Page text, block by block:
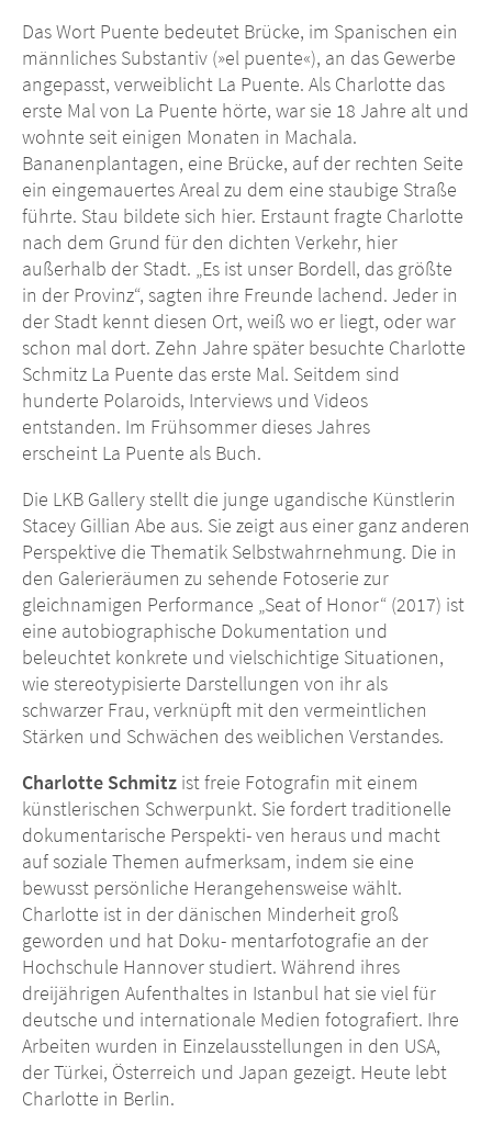
Das Wort Puente bedeutet Brücke, im Spanischen ein
männliches Substantiv (»el puente«), an das Gewerbe
angepasst, verweiblicht La Puente. Als Charlotte das
erste Mal von La Puente hörte, war sie 18 Jahre alt und
wohnte seit einigen Monaten in Machala.
Bananenplantagen, eine Brücke, auf der rechten Seite
ein eingemauertes Areal zu dem eine staubige Straße
führte. Stau bildete sich hier. Erstaunt fragte Charlotte
nach dem Grund für den dichten Verkehr, hier
außerhalb der Stadt. „Es ist unser Bordell, das größte
in der Provinz“, sagten ihre Freunde lachend. Jeder in
der Stadt kennt diesen Ort, weiß wo er liegt, oder war
schon mal dort. Zehn Jahre später besuchte Charlotte
Schmitz La Puente das erste Mal. Seitdem sind
hunderte Polaroids, Interviews und Videos
entstanden. Im Frühsommer dieses Jahres
erscheint La Puente als Buch.
Die LKB Gallery stellt die junge ugandische Künstlerin
Stacey Gillian Abe aus. Sie zeigt aus einer ganz anderen
Perspektive die Thematik Selbstwahrnehmung. Die in
den Galerieräumen zu sehende Fotoserie zur
gleichnamigen Performance „Seat of Honor“ (2017) ist
eine autobiographische Dokumentation und
beleuchtet konkrete und vielschichtige Situationen,
wie stereotypisierte Darstellungen von ihr als
schwarzer Frau, verknüpft mit den vermeintlichen
Stärken und Schwächen des weiblichen Verstandes.
Charlotte Schmitz ist freie Fotografin mit einem
künstlerischen Schwerpunkt. Sie fordert traditionelle
dokumentarische Perspekti- ven heraus und macht
auf soziale Themen aufmerksam, indem sie eine
bewusst persönliche Herangehensweise wählt.
Charlotte ist in der dänischen Minderheit groß
geworden und hat Doku- mentarfotografie an der
Hochschule Hannover studiert. Während ihres
dreijährigen Aufenthaltes in Istanbul hat sie viel für
deutsche und internationale Medien fotografiert. Ihre
Arbeiten wurden in Einzelausstellungen in den USA,
der Türkei, Österreich und Japan gezeigt. Heute lebt
Charlotte in Berlin.